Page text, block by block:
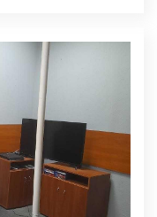
У пішій
затишний двір,
Зручна
лише
за
етапах угоди. Ми